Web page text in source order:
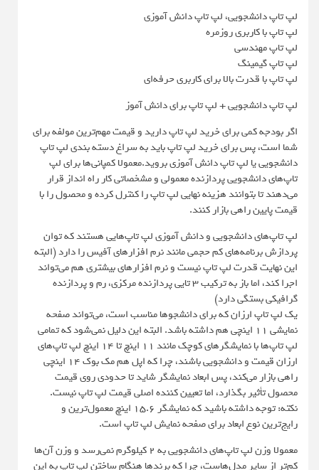
لپ تاپ دانشجویی، لپ تاپ دانش آموزی
لپ تاپ با کاربری روزمره
لپ تاپ مهندسی
لپ تاپ گیمینگ
لپ تاپ با قدرت بالا برای کاربری حرفه‌ای
لپ تاپ دانشجویی + لپ تاپ برای دانش آموز
اگر بودجه کمی برای خرید لپ تاپ دارید و قیمت مهم‌ترین مولفه برای
شما است، پس برای خرید لپ تاپ باید به سراغ دسته بندی لپ تاپ
دانشجویی یا لپ تاپ دانش آموزی بروید.معمولا کمپانی‌ها برای لپ
تاپ‌های دانشجویی پردازنده معمولی و مشخصاتی کار راه انداز قرار
می‌دهند تا بتوانند هزینه نهایی لپ تاپ را کنترل کرده و محصول را با
قیمت پایین راهی بازار کنند.
لپ تاپ‌های دانشجویی و دانش آموزی لپ تاپ‌هایی هستند که توان
پردازش برنامه‌های کم حجمی مانند نرم افزارهای آفیس را دارد (البته
این نهایت قدرت لپ تاپ نیست و نرم افزارهای بیشتری هم می‌تواند
اجرا کند، اما باز به ترکیب ۳ تایی پردازنده مرکزی، رم و پردازنده
گرافیکی بستگی دارد)
یک لپ تاپ ارزان که برای دانشجوها مناسب است، می‌تواند صفحه
نمایشی 11 اینچی هم داشته باشد. البته این دلیل نمی‌شود که تمامی
لپ تاپ‌ها با نمایشگرهای کوچک مانند 11 اینچ تا 14 اینچ لپ تاپ‌های
ارزان قیمت و دانشجویی باشند، چرا که اپل هم مک بوک 14 اینچی
راهی بازار می‌کند، پس ابعاد نمایشگر شاید تا حدودی روی قیمت
محصول تأثیر بگذارد، اما تعیین کننده اصلی قیمت لپ تاپ نیست.
نکته: توجه داشته باشید که نمایشگر 15.6 اینچ معمول‌‌ترین و
رایج‌ترین نوع ابعاد برای صفحه نمایش لپ تاپ است.
معمولا وزن لپ تاپ‌های دانشجویی به 2 کیلوگرم نمی‌رسد و وزن آن‌ها
کم‌تر از سایر مدل‌هاست، چرا که برندها هنگام ساختن لپ تاپ به این